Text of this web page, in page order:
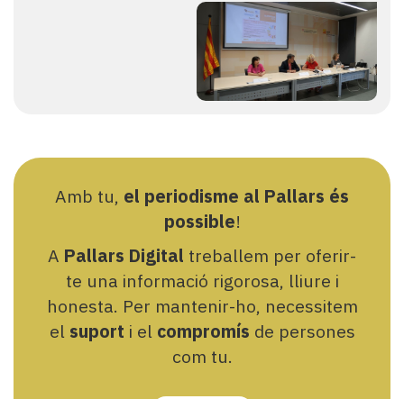
Amb tu, el periodisme al Pallars és
possible!
A Pallars Digital treballem per oferir-
te una informació rigorosa, lliure i
honesta. Per mantenir-ho, necessitem
el suport i el compromís de persones
com tu.